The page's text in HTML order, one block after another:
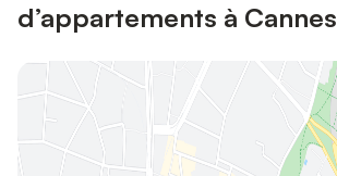
d’appartements à Cannes